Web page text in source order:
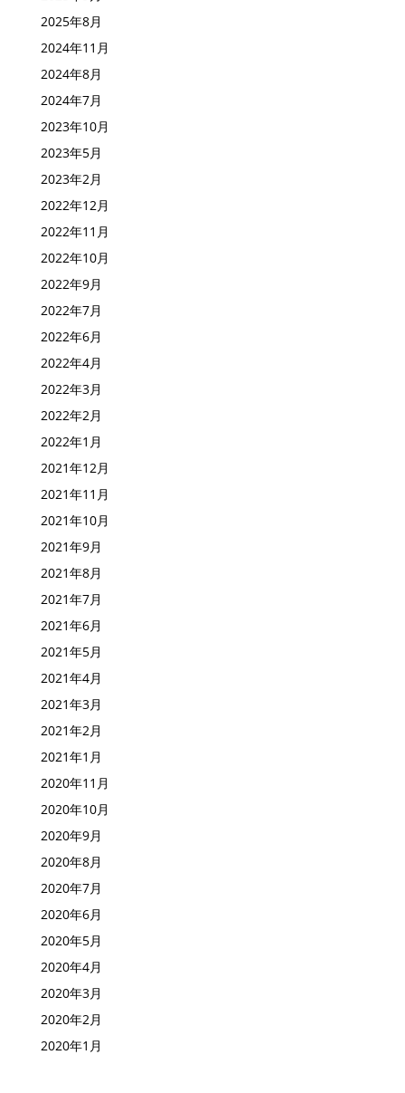
2025年8月
2024年11月
2024年8月
2024年7月
2023年10月
2023年5月
2023年2月
2022年12月
2022年11月
2022年10月
2022年9月
2022年7月
2022年6月
2022年4月
2022年3月
2022年2月
2022年1月
2021年12月
2021年11月
2021年10月
2021年9月
2021年8月
2021年7月
2021年6月
2021年5月
2021年4月
2021年3月
2021年2月
2021年1月
2020年11月
2020年10月
2020年9月
2020年8月
2020年7月
2020年6月
2020年5月
2020年4月
2020年3月
2020年2月
2020年1月